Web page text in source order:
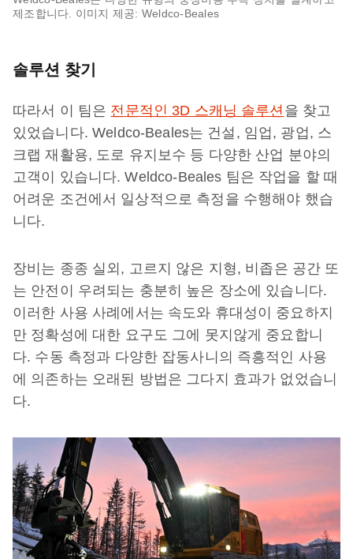
제조합니다. 이미지 제공: Weldco-Beales
솔루션 찾기
따라서 이 팀은 전문적인 3D 스캐닝 솔루션 을 찾고
있었습니다. Weldco-Beales는 건설, 임업, 광업, 스
크랩 재활용, 도로 유지보수 등 다양한 산업 분야의
고객이 있습니다. Weldco-Beales 팀은 작업을 할 때
어려운 조건에서 일상적으로 측정을 수행해야 했습
니다.
장비는 종종 실외, 고르지 않은 지형, 비좁은 공간 또
는 안전이 우려되는 충분히 높은 장소에 있습니다.
이러한 사용 사례에서는 속도와 휴대성이 중요하지
만 정확성에 대한 요구도 그에 못지않게 중요합니
다. 수동 측정과 다양한 잡동사니의 즉흥적인 사용
에 의존하는 오래된 방법은 그다지 효과가 없었습니
다.